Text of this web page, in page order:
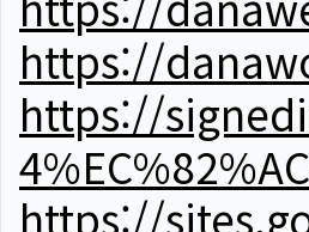
https://
https://
https://